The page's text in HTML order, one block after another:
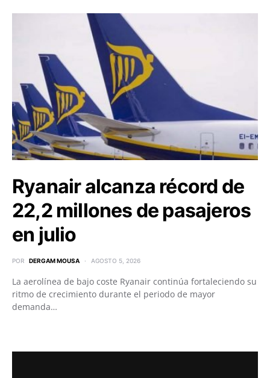
Ryanair alcanza récord de
22,2 millones de pasajeros
en julio
POR DERGAM MOUSA AGOSTO 5, 2026
La aerolínea de bajo coste Ryanair continúa fortaleciendo su
ritmo de crecimiento durante el periodo de mayor
demanda…